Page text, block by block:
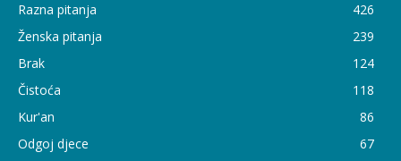
Razna pitanja
426
Ženska pitanja
239
Brak
124
Čistoća
118
Kur'an
86
Odgoj djece
67